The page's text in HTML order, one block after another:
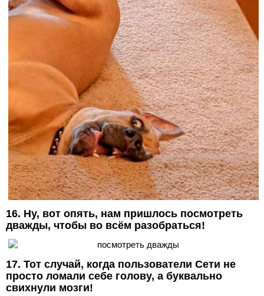
16. Ну, вот опять, нам пришлось посмотреть
дважды, чтобы во всём разобраться!
17. Тот случай, когда пользователи Сети не
просто ломали себе голову, а буквально
свихнули мозги!